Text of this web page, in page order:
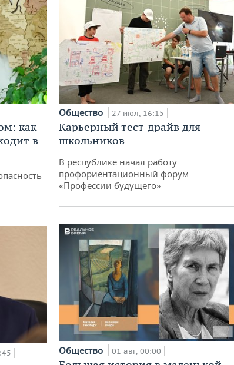
как
в
Общество 27 июл, 16:15
Карьерный тест-драйв для
школьников
В республике начал работу
профориентационный форум
«Профессии будущего»
Общество 01 авг, 00:00